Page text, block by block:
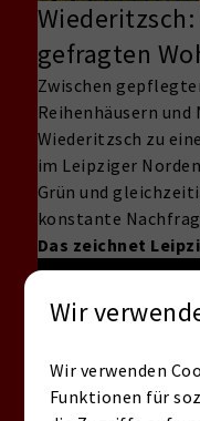
gefragten
Zwischen
Reihenhäusern
Wiederitzsch zu
im Leipziger
Grün und
konstante
Das zeichnet
Schulen &
Nähe zur
A14/A9
Wir
Wir verwenden
Funktionen für